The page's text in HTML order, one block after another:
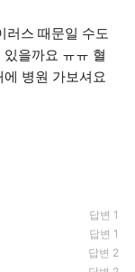
러스 때문일 수도
을까요 ㅠㅠ 혈
병원 가보셔요
답변 1
답변 1
답변 2